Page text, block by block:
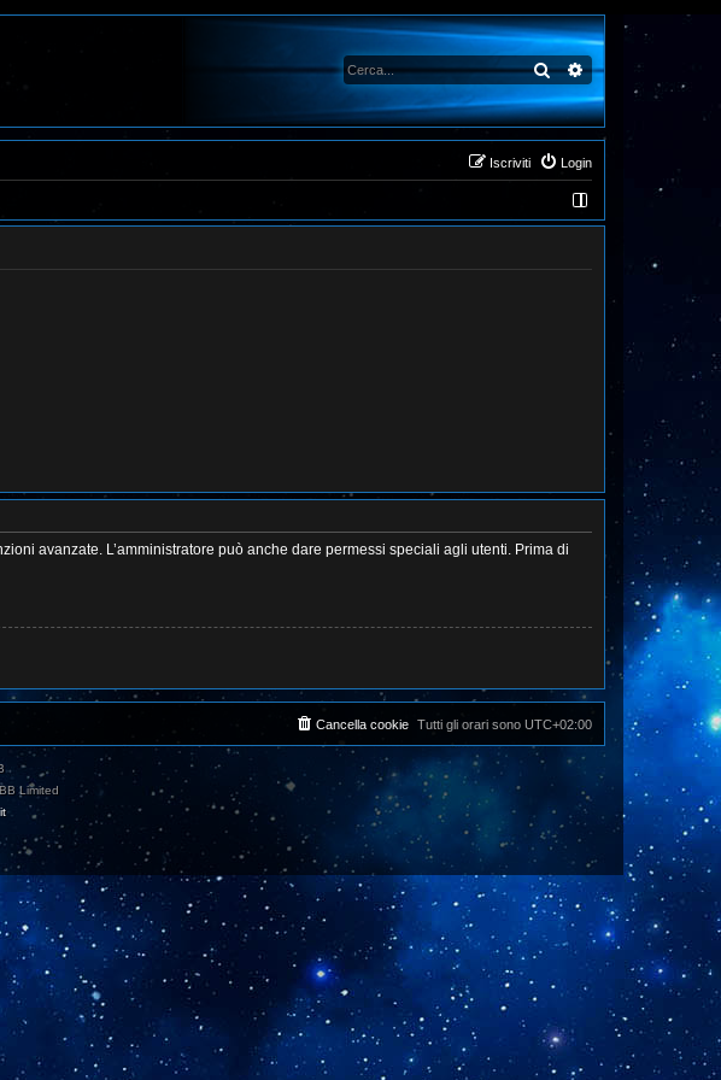
CercaRicerca avanzata
Login
Iscriviti
avanzate. L’amministratore può anche dare permessi speciali agli utenti. Prima di
Tutti gli orari sono UTC+02:00
Cancella cookie
Limited